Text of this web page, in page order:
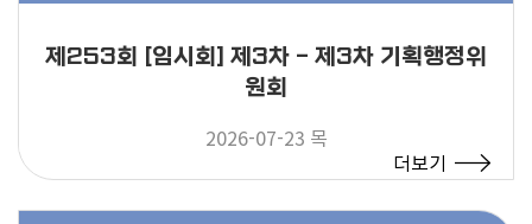
제253회 [임시회] 제3차 - 제3차 기획행정위
원회
2026-07-23 목
더보기